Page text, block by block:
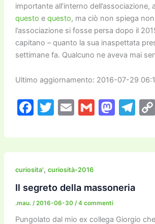
importante all’interno dell’associazione,
questo e questo, ma ciò non spiega
l’associazione si fosse persa dopo il
capitano – quanto la sua inaspettata
settimane fa. Qualcuno ne aveva mai
Ultimo aggiornamento: 2016-07-29
F
c
e
b
o
o
T
itt
er
E
ai
l
G
ai
l
M
st
o
o
T
e
gr
m
curiosita', curiosità-2016
Il segreto della massoneria
.mau. /2016-06-30 /4 commenti
Pungolato dal mio ex collega Giorgio